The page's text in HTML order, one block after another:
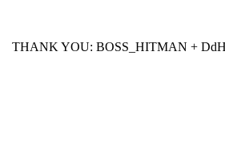
THANK YOU: BOSS_HITMAN +